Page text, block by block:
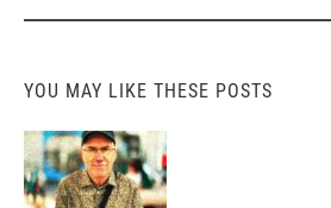
YOU MAY LIKE THESE POSTS